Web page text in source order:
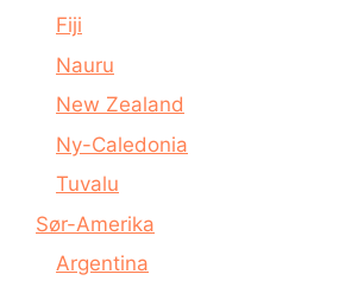
Fiji
Nauru
New Zealand
Ny-Caledonia
Tuvalu
Sør-Amerika
Argentina